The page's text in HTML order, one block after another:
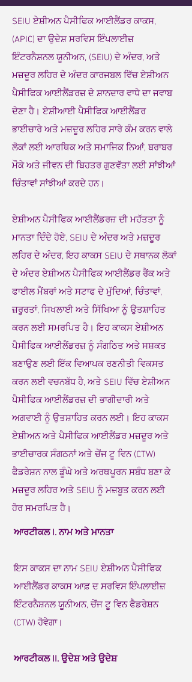
SEIU ਏਸ਼ੀਅਨ ਪੈਸੀਫਿਕ ਆਈਲੈਂਡਰ ਕਾਕਸ,
(APIC) ਦਾ ਉਦੇਸ਼ ਸਰਵਿਸ ਇੰਪਲਾਈਜ਼
ਇੰਟਰਨੈਸ਼ਨਲ ਯੂਨੀਅਨ, (SEIU) ਦੇ ਅੰਦਰ, ਅਤੇ
ਮਜ਼ਦੂਰ ਲਹਿਰ ਦੇ ਅੰਦਰ ਕਾਰਜਬਲ ਵਿੱਚ ਏਸ਼ੀਅਨ
ਪੈਸੀਫਿਕ ਆਈਲੈਂਡਰਜ਼ ਦੇ ਸ਼ਾਨਦਾਰ ਵਾਧੇ ਦਾ ਜਵਾਬ
ਦੇਣਾ ਹੈ। ਏਸ਼ੀਆਈ ਪੈਸੀਫਿਕ ਆਈਲੈਂਡਰ
ਭਾਈਚਾਰੇ ਅਤੇ ਮਜ਼ਦੂਰ ਲਹਿਰ ਸਾਰੇ ਕੰਮ ਕਰਨ ਵਾਲੇ
ਲੋਕਾਂ ਲਈ ਆਰਥਿਕ ਅਤੇ ਸਮਾਜਿਕ ਨਿਆਂ, ਬਰਾਬਰ
ਮੌਕੇ ਅਤੇ ਜੀਵਨ ਦੀ ਬਿਹਤਰ ਗੁਣਵੱਤਾ ਲਈ ਸਾਂਝੀਆਂ
ਚਿੰਤਾਵਾਂ ਸਾਂਝੀਆਂ ਕਰਦੇ ਹਨ।
ਏਸ਼ੀਅਨ ਪੈਸੀਫਿਕ ਆਈਲੈਂਡਰਜ਼ ਦੀ ਮਹੱਤਤਾ ਨੂੰ
ਮਾਨਤਾ ਦਿੰਦੇ ਹੋਏ, SEIU ਦੇ ਅੰਦਰ ਅਤੇ ਮਜ਼ਦੂਰ
ਲਹਿਰ ਦੇ ਅੰਦਰ, ਇਹ ਕਾਕਸ SEIU ਦੇ ਸਥਾਨਕ ਲੋਕਾਂ
ਦੇ ਅੰਦਰ ਏਸ਼ੀਅਨ ਪੈਸੀਫਿਕ ਆਈਲੈਂਡਰ ਰੈਂਕ ਅਤੇ
ਫਾਈਲ ਮੈਂਬਰਾਂ ਅਤੇ ਸਟਾਫ ਦੇ ਮੁੱਦਿਆਂ, ਚਿੰਤਾਵਾਂ,
ਜ਼ਰੂਰਤਾਂ, ਸਿਖਲਾਈ ਅਤੇ ਸਿੱਖਿਆ ਨੂੰ ਉਤਸ਼ਾਹਿਤ
ਕਰਨ ਲਈ ਸਮਰਪਿਤ ਹੈ। ਇਹ ਕਾਕਸ ਏਸ਼ੀਅਨ
ਪੈਸੀਫਿਕ ਆਈਲੈਂਡਰਜ਼ ਨੂੰ ਸੰਗਠਿਤ ਅਤੇ ਸਸ਼ਕਤ
ਬਣਾਉਣ ਲਈ ਇੱਕ ਵਿਆਪਕ ਰਣਨੀਤੀ ਵਿਕਸਤ
ਕਰਨ ਲਈ ਵਚਨਬੱਧ ਹੈ, ਅਤੇ SEIU ਵਿੱਚ ਏਸ਼ੀਅਨ
ਪੈਸੀਫਿਕ ਆਈਲੈਂਡਰਜ਼ ਦੀ ਭਾਗੀਦਾਰੀ ਅਤੇ
ਅਗਵਾਈ ਨੂੰ ਉਤਸ਼ਾਹਿਤ ਕਰਨ ਲਈ। ਇਹ ਕਾਕਸ
ਏਸ਼ੀਅਨ ਅਤੇ ਪੈਸੀਫਿਕ ਆਈਲੈਂਡਰ ਮਜ਼ਦੂਰ ਅਤੇ
ਭਾਈਚਾਰਕ ਸੰਗਠਨਾਂ ਅਤੇ ਚੇਂਜ ਟੂ ਵਿਨ (CTW)
ਫੈਡਰੇਸ਼ਨ ਨਾਲ ਡੂੰਘੇ ਅਤੇ ਅਰਥਪੂਰਨ ਸਬੰਧ ਬਣਾ ਕੇ
ਮਜ਼ਦੂਰ ਲਹਿਰ ਅਤੇ SEIU ਨੂੰ ਮਜ਼ਬੂਤ ਕਰਨ ਲਈ
ਹੋਰ ਸਮਰਪਿਤ ਹੈ।
ਆਰਟੀਕਲ I. ਨਾਮ ਅਤੇ ਮਾਨਤਾ
ਇਸ ਕਾਕਸ ਦਾ ਨਾਮ SEIU ਏਸ਼ੀਅਨ ਪੈਸੀਫਿਕ
ਆਈਲੈਂਡਰ ਕਾਕਸ ਆਫ਼ ਦ ਸਰਵਿਸ ਇੰਪਲਾਈਜ਼
ਇੰਟਰਨੈਸ਼ਨਲ ਯੂਨੀਅਨ, ਚੇਂਜ ਟੂ ਵਿਨ ਫੈਡਰੇਸ਼ਨ
(CTW) ਹੋਵੇਗਾ।
ਆਰਟੀਕਲ II. ਉਦੇਸ਼ ਅਤੇ ਉਦੇਸ਼